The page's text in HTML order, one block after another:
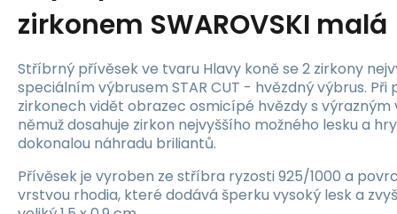
zirkonem SWAROVSKI malá
Stříbrný přívěsek ve tvaru Hlavy koně se 2 zirkony
speciálním výbrusem STAR CUT - hvězdný výbrus. Při
zirkonech vidět obrazec osmicípé hvězdy s
němuž dosahuje zirkon nejvyššího možného lesku a
dokonalou náhradu briliantů.
Přívěsek je vyroben ze stříbra ryzosti 925/1000 a
vrstvou rhodia, které dodává šperku vysoký lesk a